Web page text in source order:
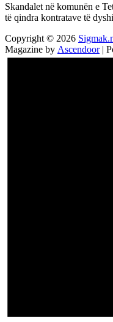
Skandalet në komunën e
të qindra kontratave të
Copyright © 2026
Magazine by Ascendoor|